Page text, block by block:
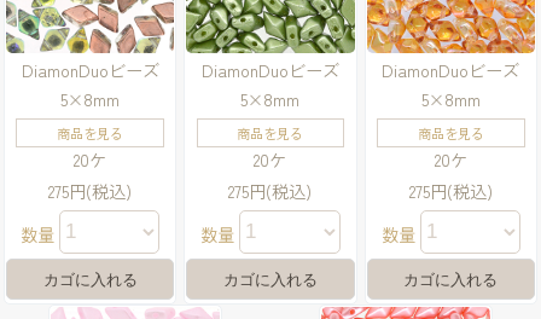
DiamonDuoビーズ
5×8mm
商品を見る
20ケ
275円(税込)
数量
DiamonDuoビーズ
5×8mm
商品を見る
20ケ
275円(税込)
数量
DiamonDuoビーズ
5×8mm
商品を見る
20ケ
275円(税込)
数量